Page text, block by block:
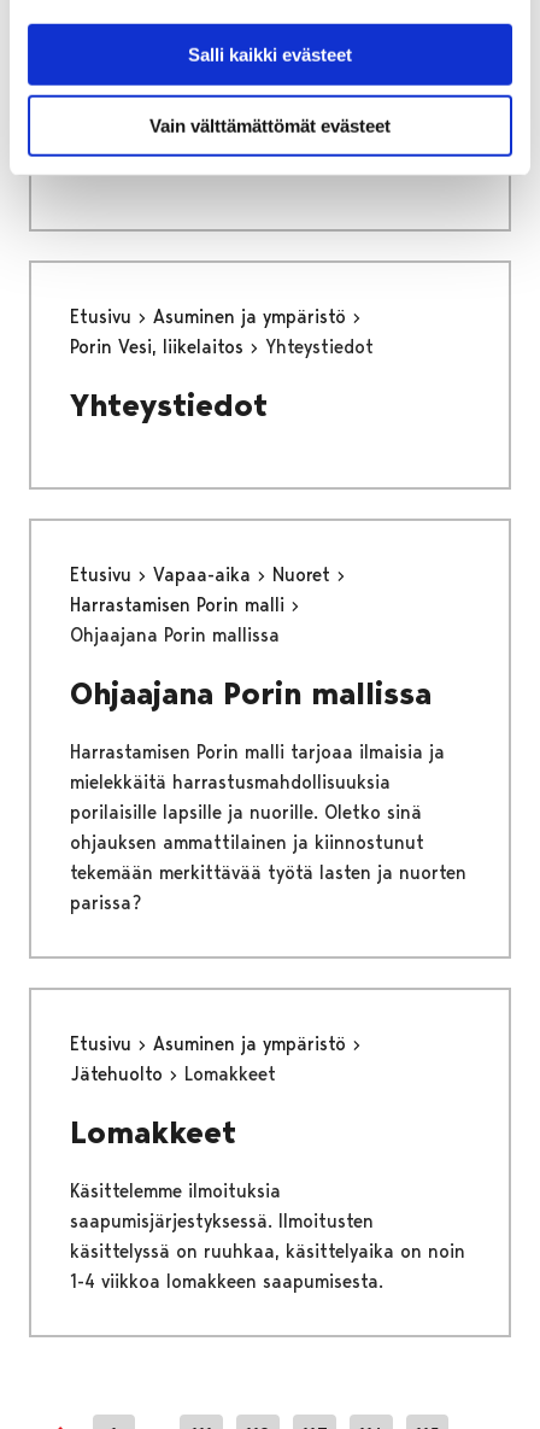
Salli kaikki evästeet
Vain välttämättömät evästeet
Turvallisuus ja
varautuminen
Etusivu
Asuminen ja ympäristö
Porin Vesi, liikelaitos
Yhteystiedot
Yhteystiedot
Etusivu Vapaa-aika
Nuoret
Harrastamisen Porin malli
Ohjaajana Porin mallissa
Ohjaajana Porin mallissa
Harrastamisen Porin malli tarjoaa ilmaisia ja
mielekkäitä harrastusmahdollisuuksia
porilaisille lapsille ja nuorille. Oletko sinä
ohjauksen ammattilainen ja kiinnostunut
tekemään merkittävää työtä lasten ja nuorten
parissa?
Etusivu
Asuminen ja ympäristö
Jätehuolto
Lomakkeet
Lomakkeet
Käsittelemme ilmoituksia
saapumisjärjestyksessä. Ilmoitusten
käsittelyssä on ruuhkaa, käsittelyaika on noin
1-4 viikkoa lomakkeen saapumisesta.